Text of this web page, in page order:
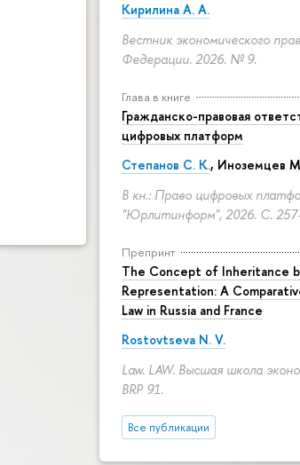
Кирилина А. А.
Вестник экономического
Федерации. 2026. № 9.
Глава в книге
Гражданско-правовая
цифровых платформ
Степанов С. К., Иноземцев
В кн.: Право цифровых
"Юрлитинформ", 2026. С.
Препринт
The Concept of Inheritance
Representation: A
Law in Russia and France
Rostovtseva N. V.
Law. LAW. Высшая школа
BRP 91.
Все публикации